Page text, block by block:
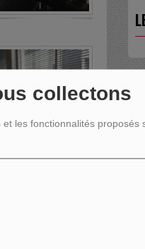
collectons
les fonctionnalités proposés